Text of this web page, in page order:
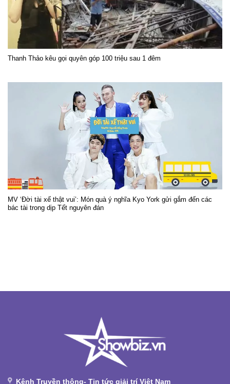
Thanh Thảo kêu gọi quyên góp 100 triệu sau 1 đêm
MV ‘Đời tài xế thật vui’: Món quà ý nghĩa Kyo York gửi gắm đến các
bác tài trong dịp Tết nguyên đán
Kênh Truyền thông- Tin tức giải trí Việt Nam